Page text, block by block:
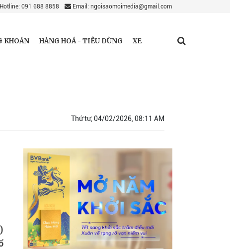
Hotline: 091 688 8858 Email: ngoisaomoimedia@gmail.com
KHOÁN HÀNG HOÁ - TIÊU DÙNG XE
Thứ tư, 04/02/2026, 08:11 AM